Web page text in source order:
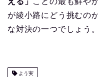
が綾小路にどう挑むの
な対決の一つでしょう。
よう実